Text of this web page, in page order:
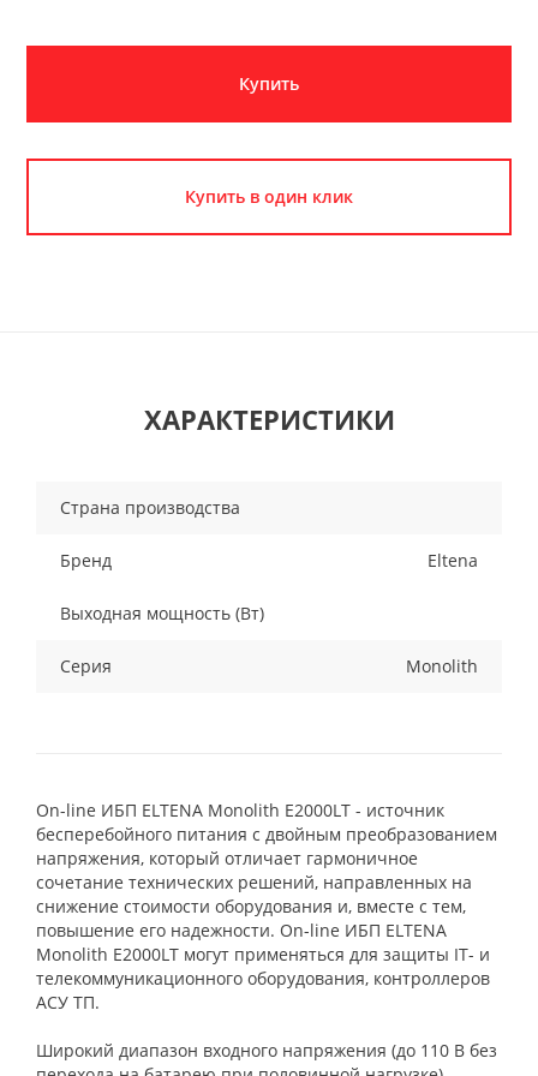
Купить
Купить в один клик
ХАРАКТЕРИСТИКИ
Страна производства
Бренд Eltena
Выходная мощность (Вт)
Серия Monolith
On-line ИБП ELTENA Monolith E2000LT - источник
бесперебойного питания с двойным преобразованием
напряжения, который отличает гармоничное
сочетание технических решений, направленных на
снижение стоимости оборудования и, вместе с тем,
повышение его надежности. On-line ИБП ELTENA
Monolith E2000LT могут применяться для защиты IT- и
телекоммуникационного оборудования, контроллеров
АСУ ТП.
Широкий диапазон входного напряжения (до 110 В без